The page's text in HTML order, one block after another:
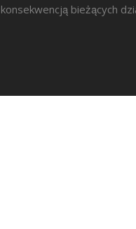
konsekwencją bieżących